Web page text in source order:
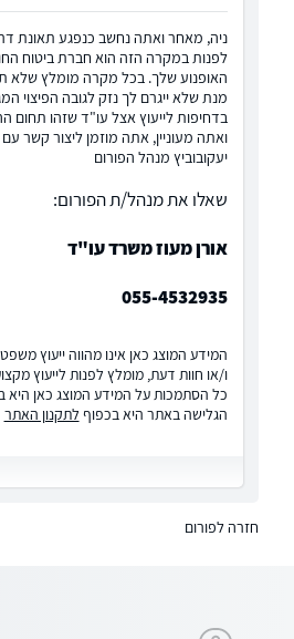
ניה, מאחר ואתה נחשב כנפגע תאונת
לפנות במקרה הזה הוא חברת ביטוח
האופנוע שלך. בכל מקרה מומלץ שלא
מנת שלא ייגרם לך נזק לגובה הפיצוי
בדחיפות לייעוץ אצל עו"ד שזהו תחום
ואתה מעוניין, אתה מוזמן ליצור קשר
יעקובוביץ מנהל הפורום
שאלו את מנהל/ת הפורום:
אורן מעוז משרד עו"ד
055-4532935
המידע המוצג כאן אינו מהווה ייעוץ
ו/או חוות דעת, מומלץ לפנות לייעוץ
כל הסתמכות על המידע המוצג כאן היא
הגלישה באתר היא בכפוף לתקנון האתר
חזרה לפורום